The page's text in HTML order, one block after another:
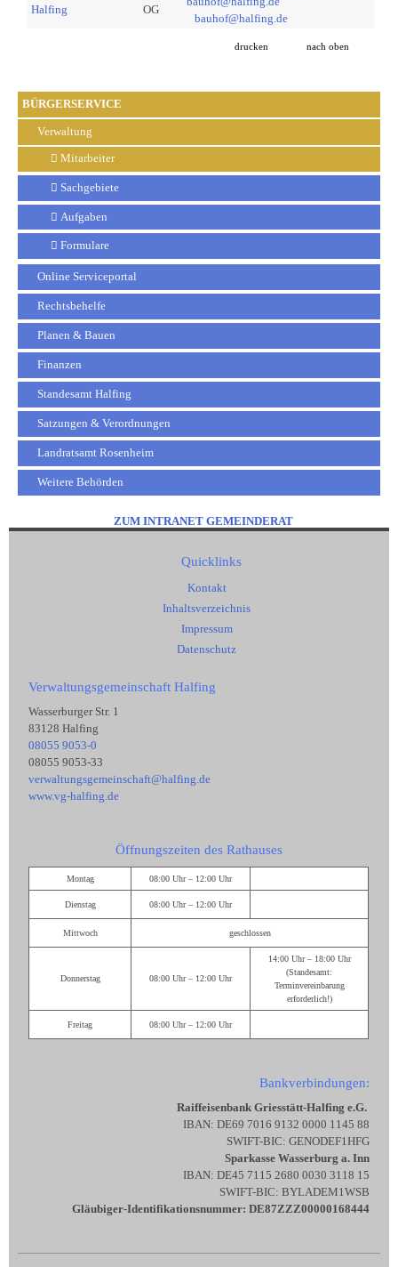
BÜRGERSERVICE
Verwaltung
Mitarbeiter
Sachgebiete
Aufgaben
Formulare
Online Serviceportal
Rechtsbehelfe
Planen & Bauen
Finanzen
Standesamt Halfing
Satzungen & Verordnungen
Landratsamt Rosenheim
Weitere Behörden
Halfing
OG
bauhof@halfing.de
drucken nach oben
ZUM INTRANET GEMEINDERAT
Quicklinks
Kontakt
Inhaltsverzeichnis
Impressum
Datenschutz
Verwaltungsgemeinschaft Halfing
Wasserburger Str. 1
83128 Halfing
08055 9053-0
08055 9053-33
verwaltungsgemeinschaft@halfing.de
www.vg-halfing.de
Öffnungszeiten des Rathauses
Montag 08:00 Uhr – 12:00 Uhr
Dienstag 08:00 Uhr – 12:00 Uhr
Mittwoch geschlossen
Donnerstag 08:00 Uhr – 12:00 Uhr
14:00 Uhr – 18:00 Uhr
(Standesamt:
Terminvereinbarung
erforderlich!)
Freitag 08:00 Uhr – 12:00 Uhr
Bankverbindungen:
Raiffeisenbank Griesstätt-Halfing e.G.
IBAN: DE69 7016 9132 0000 1145 88
SWIFT-BIC: GENODEF1HFG
Sparkasse Wasserburg a. Inn
IBAN: DE45 7115 2680 0030 3118 15
SWIFT-BIC: BYLADEM1WSB
Gläubiger-Identifikationsnummer: DE87ZZZ00000168444